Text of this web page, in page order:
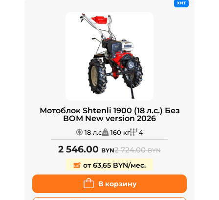
ХИТ
Мотоблок Shtenli 1900 (18 л.с.) Без
ВОМ New version 2026
18 л.с 160 кг 4
2 546.00 BYN2 724.00BYN
от 63,65 BYN/мес.
В корзину